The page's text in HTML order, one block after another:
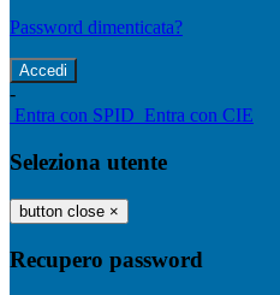
Password dimenticata?
-
Entra con SPID Entra con CIE
Seleziona utente
button close ×
Recupero password